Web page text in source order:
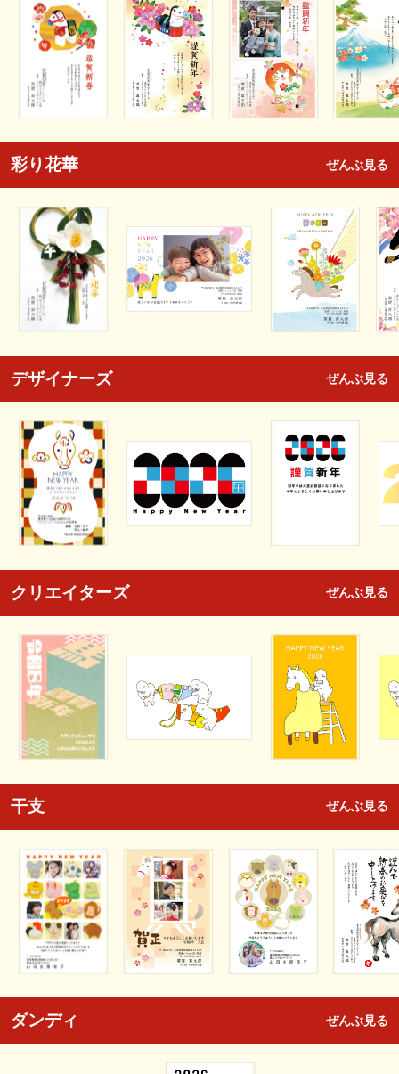
彩り花華 ぜんぶ見る
デザイナーズ ぜんぶ見る
クリエイターズ ぜんぶ見る
干支 ぜんぶ見る
ダンディ ぜんぶ見る